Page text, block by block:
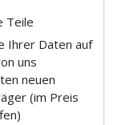
Teile
Ihrer Daten auf
uns
neuen
(im Preis